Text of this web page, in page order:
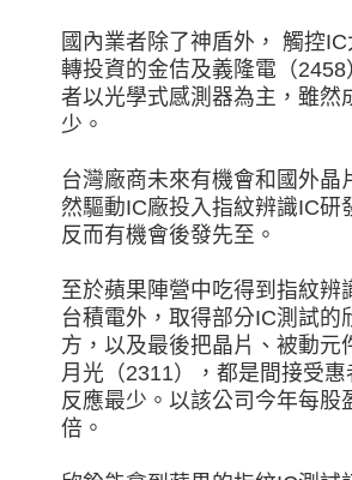
國內業者除了神盾外， 觸控
轉投資的金佶及義隆電（
者以光學式感測器為主，雖然
少。
台灣廠商未來有機會和國外
然驅動IC廠投入指紋辨識IC
反而有機會後發先至。
至於蘋果陣營中吃得到指紋
台積電外，取得部分IC測試
方，以及最後把晶片、被動
月光（2311），都是間接受
反應最少。以該公司今年每
倍。